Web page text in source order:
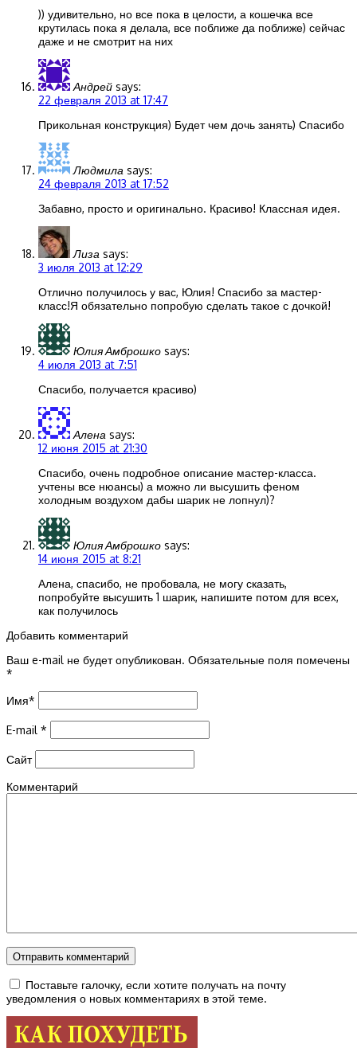
)) удивительно, но все пока в целости, а кошечка все
крутилась пока я делала, все поближе да поближе) сейчас
даже и не смотрит на них
Андрей says:
22 февраля 2013 at 17:47
Прикольная конструкция) Будет чем дочь занять) Спасибо
Людмила says:
24 февраля 2013 at 17:52
Забавно, просто и оригинально. Красиво! Классная идея.
Лиза says:
3 июля 2013 at 12:29
Отлично получилось у вас, Юлия! Спасибо за мастер-
класс!Я обязательно попробую сделать такое с дочкой!
Юлия Амброшко says:
4 июля 2013 at 7:51
Спасибо, получается красиво)
Алена says:
12 июня 2015 at 21:30
Спасибо, очень подробное описание мастер-класса.
учтены все нюансы) а можно ли высушить феном
холодным воздухом дабы шарик не лопнул)?
Юлия Амброшко says:
14 июня 2015 at 8:21
Алена, спасибо, не пробовала, не могу сказать,
попробуйте высушить 1 шарик, напишите потом для всех,
как получилось
Добавить комментарий
Ваш e-mail не будет опубликован. Обязательные поля помечены
*
Имя*
E-mail *
Сайт
Комментарий
Поставьте галочку, если хотите получать на почту
уведомления о новых комментариях в этой теме.